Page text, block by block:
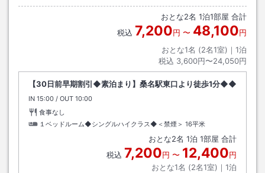
おとな2名 1泊1部屋 合計
税込 7,200円 〜 48,100円
おとな1名 (2名1室)｜ 1泊
税込 3,600円〜24,050円
【30日前早期割引◆素泊まり】桑名駅東口より徒歩1分◆◆
IN チェックイン
15:00 / OUT チェックアウト
10:00
食事なし
１ベッドルーム◆シングルハイクラス◆＜禁煙＞ 16平米
おとな2名 1泊 1部屋 合計
税込 7,200円 〜 12,400円
おとな1名 (2名1室)｜ 1泊